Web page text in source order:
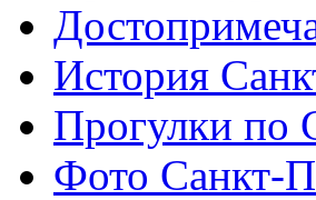
История
Прогулки по
Фото Санкт-